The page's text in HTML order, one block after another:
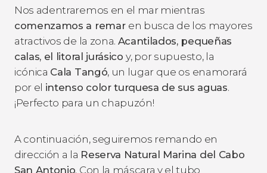
Nos adentraremos en el mar mientras
comenzamos a remar en busca de los mayores
atractivos de la zona. Acantilados, pequeñas
calas, el litoral jurásicoy, por supuesto, la
icónica Cala Tangó, un lugar que os enamorará
por el intenso color turquesa de sus aguas.
¡Perfecto para un chapuzón!
A continuación, seguiremos remando en
dirección a la Reserva Natural Marina del Cabo
San Antonio. Con la máscara y el tubo